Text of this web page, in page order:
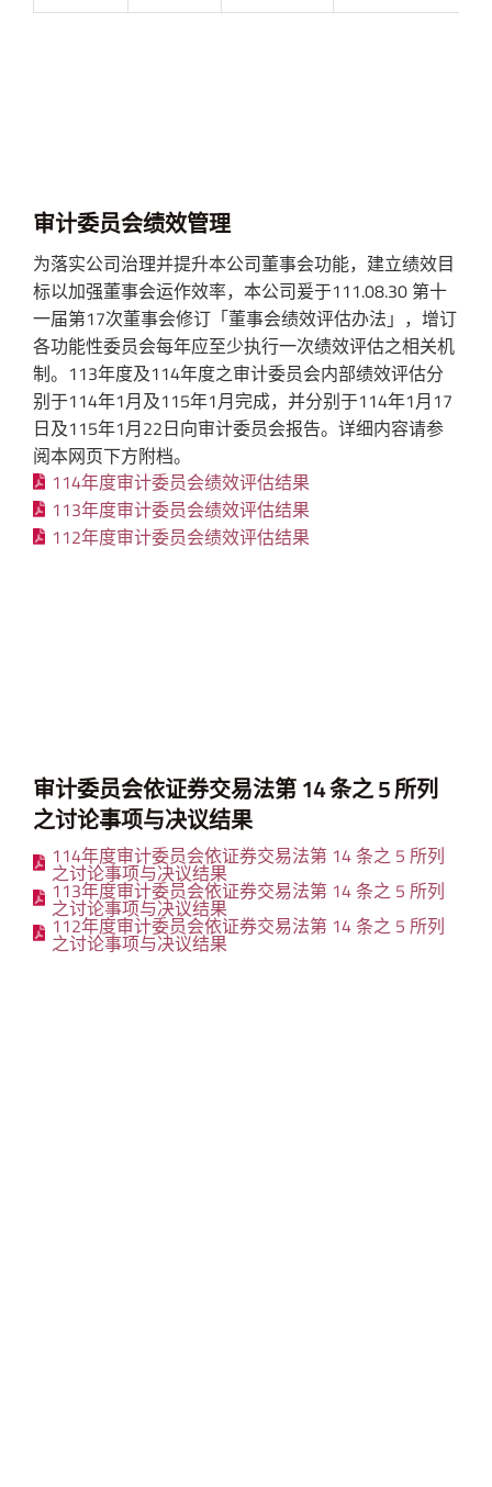
审计委员会绩效管理
为落实公司治理并提升本公司董事会功能，建立绩效目
标以加强董事会运作效率，本公司爰于111.08.30 第十
一届第17次董事会修订「董事会绩效评估办法」，增订
各功能性委员会每年应至少执行一次绩效评估之相关机
制。113年度及114年度之审计委员会内部绩效评估分
别于114年1月及115年1月完成，并分别于114年1月17
日及115年1月22日向审计委员会报告。详细内容请参
阅本网页下方附档。
114年度审计委员会绩效评估结果
113年度审计委员会绩效评估结果
112年度审计委员会绩效评估结果
审计委员会依证券交易法第 14 条之 5 所列
之讨论事项与决议结果
​​​​​114年度审计委员会依证券交易法第 14 条之 5 所列
之讨论事项与决议结果
​​​​​113年度审计委员会依证券交易法第 14 条之 5 所列
之讨论事项与决议结果
​​​​​112年度审计委员会依证券交易法第 14 条之 5 所列
之讨论事项与决议结果